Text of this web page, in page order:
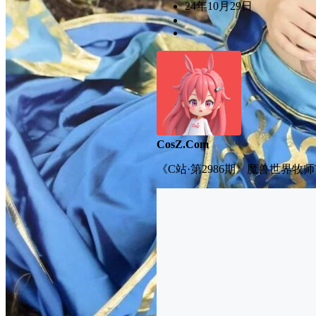
24年10月29日
CosZ.Com
《C站·第2986期》魔兽世界牧